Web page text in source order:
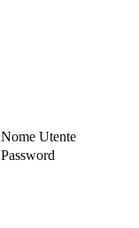
Nome Utente
Password